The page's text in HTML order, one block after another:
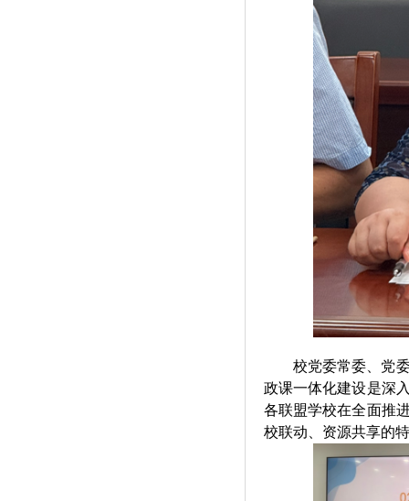
校党委常委、党
政课一体化建设是深
各联盟学校在全面推
校联动、资源共享的